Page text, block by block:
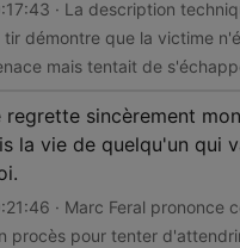
· La description
tir démontre que la victime
mais tentait de
regrette sincèrement
la vie de quelqu'un qui
· Marc Feral prononce
procès pour tenter